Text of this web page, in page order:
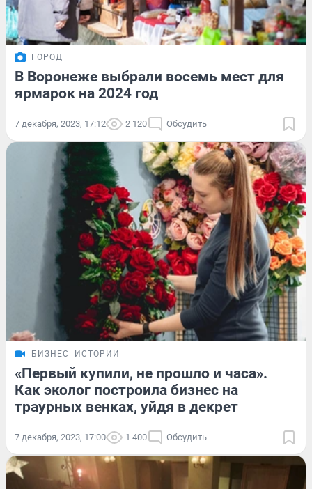
ГОРОД
В Воронеже выбрали восемь мест для
ярмарок на 2024 год
7 декабря, 2023, 17:12 2 120 Обсудить
БИЗНЕС ИСТОРИИ
«Первый купили, не прошло и часа».
Как эколог построила бизнес на
траурных венках, уйдя в декрет
7 декабря, 2023, 17:00 1 400 Обсудить